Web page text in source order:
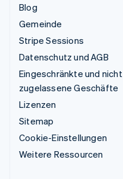
Blog
Gemeinde
Stripe Sessions
Datenschutz und AGB
Eingeschränkte und nicht
zugelassene Geschäfte
Lizenzen
Sitemap
Cookie-Einstellungen
Weitere Ressourcen